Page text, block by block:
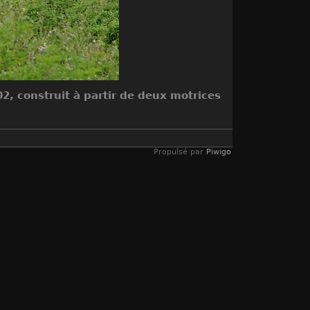
construit à partir de deux motrices
Propulsé par Piwigo